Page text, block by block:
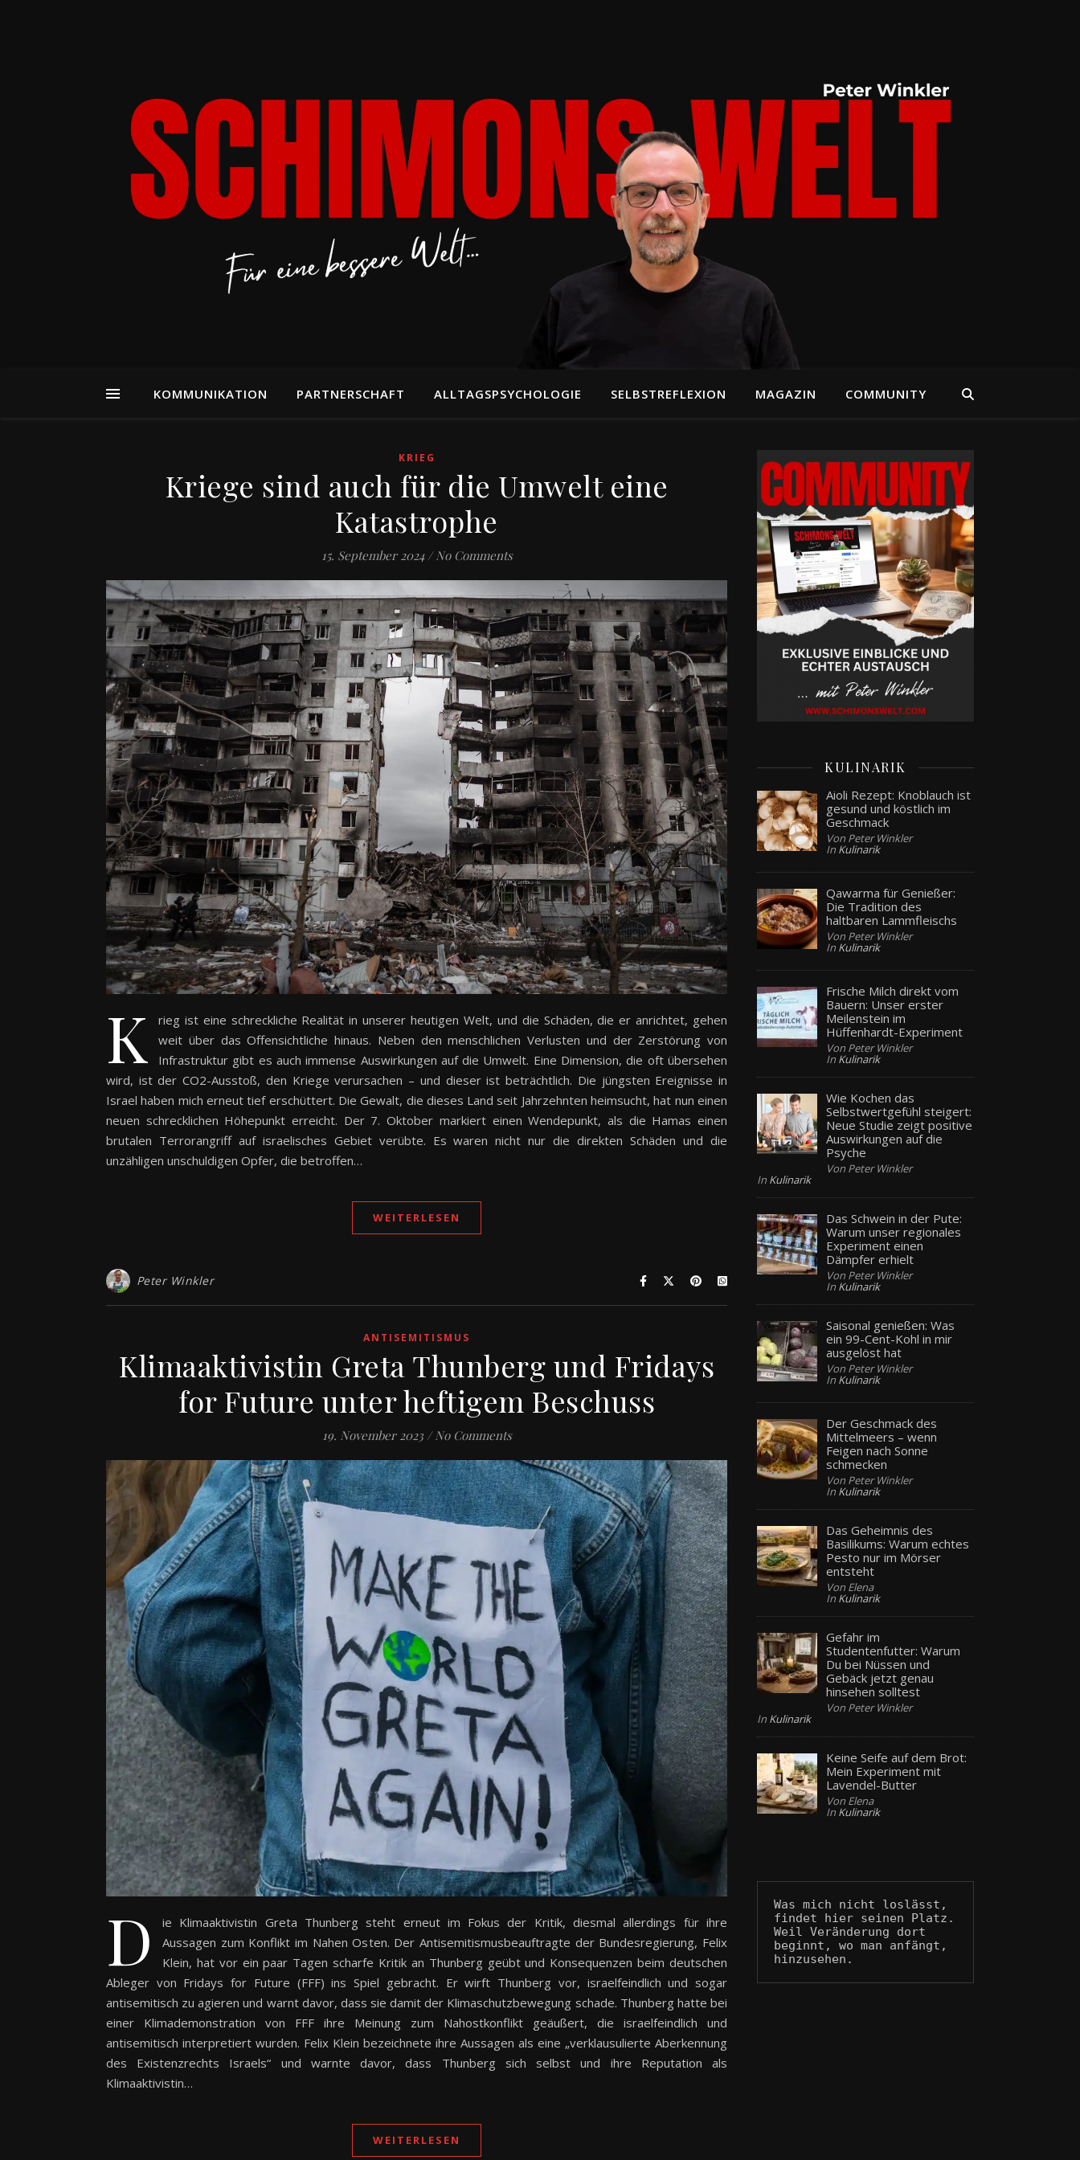
KOMMUNIKATION PARTNERSCHAFT ALLTAGSPSYCHOLOGIE SELBSTREFLEXION MAGAZIN COMMUNITY
KRIEG
Kriege sind auch für die Umwelt eine
Katastrophe
15. September 2024 / No Comments
K
rieg ist eine schreckliche Realität in unserer heutigen Welt, und die Schäden, die er anrichtet, gehen
weit über das Offensichtliche hinaus. Neben den menschlichen Verlusten und der Zerstörung von
Infrastruktur gibt es auch immense Auswirkungen auf die Umwelt. Eine Dimension, die oft übersehen
wird, ist der CO2-Ausstoß, den Kriege verursachen – und dieser ist beträchtlich. Die jüngsten Ereignisse in
Israel haben mich erneut tief erschüttert. Die Gewalt, die dieses Land seit Jahrzehnten heimsucht, hat nun einen
neuen schrecklichen Höhepunkt erreicht. Der 7. Oktober markiert einen Wendepunkt, als die Hamas einen
brutalen Terrorangriff auf israelisches Gebiet verübte. Es waren nicht nur die direkten Schäden und die
unzähligen unschuldigen Opfer, die betroffen…
WEITERLESEN
Peter Winkler
ANTISEMITISMUS
Klimaaktivistin Greta Thunberg und Fridays
for Future unter heftigem Beschuss
19. November 2023 / No Comments
D
ie Klimaaktivistin Greta Thunberg steht erneut im Fokus der Kritik, diesmal allerdings für ihre
Aussagen zum Konflikt im Nahen Osten. Der Antisemitismusbeauftragte der Bundesregierung, Felix
Klein, hat vor ein paar Tagen scharfe Kritik an Thunberg geübt und Konsequenzen beim deutschen
Ableger von Fridays for Future (FFF) ins Spiel gebracht. Er wirft Thunberg vor, israelfeindlich und sogar
antisemitisch zu agieren und warnt davor, dass sie damit der Klimaschutzbewegung schade. Thunberg hatte bei
einer Klimademonstration von FFF ihre Meinung zum Nahostkonflikt geäußert, die israelfeindlich und
antisemitisch interpretiert wurden. Felix Klein bezeichnete ihre Aussagen als eine „verklausulierte Aberkennung
des Existenzrechts Israels“ und warnte davor, dass Thunberg sich selbst und ihre Reputation als
Klimaaktivistin…
WEITERLESEN
KULINARIK
Aioli Rezept: Knoblauch ist
gesund und köstlich im
Geschmack
Von Peter Winkler
In Kulinarik
Qawarma für Genießer:
Die Tradition des
haltbaren Lammfleischs
Von Peter Winkler
In Kulinarik
Frische Milch direkt vom
Bauern: Unser erster
Meilenstein im
Hüffenhardt-Experiment
Von Peter Winkler
In Kulinarik
Wie Kochen das
Selbstwertgefühl steigert:
Neue Studie zeigt positive
Auswirkungen auf die
Psyche
Von Peter Winkler
In Kulinarik
Das Schwein in der Pute:
Warum unser regionales
Experiment einen
Dämpfer erhielt
Von Peter Winkler
In Kulinarik
Saisonal genießen: Was
ein 99-Cent-Kohl in mir
ausgelöst hat
Von Peter Winkler
In Kulinarik
Der Geschmack des
Mittelmeers – wenn
Feigen nach Sonne
schmecken
Von Peter Winkler
In Kulinarik
Das Geheimnis des
Basilikums: Warum echtes
Pesto nur im Mörser
entsteht
Von Elena
In Kulinarik
Gefahr im
Studentenfutter: Warum
Du bei Nüssen und
Gebäck jetzt genau
hinsehen solltest
Von Peter Winkler
In Kulinarik
Keine Seife auf dem Brot:
Mein Experiment mit
Lavendel-Butter
Von Elena
In Kulinarik
Was mich nicht loslässt,
findet hier seinen Platz.
Weil Veränderung dort
beginnt, wo man anfängt,
hinzusehen.